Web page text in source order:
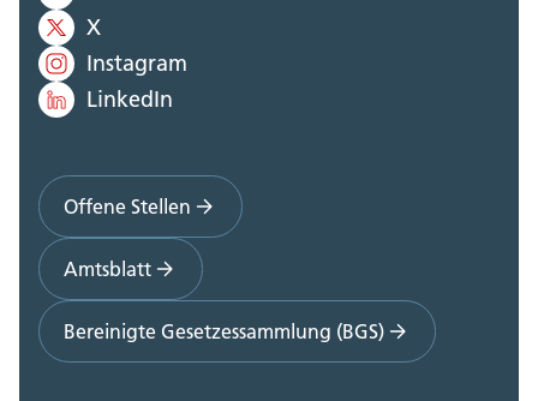
X
Instagram
LinkedIn
Offene Stellen
Amtsblatt
Bereinigte Gesetzessammlung (BGS)